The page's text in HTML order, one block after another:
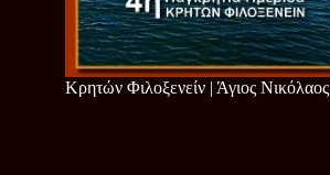
Κρητών Φιλοξενείν | Άγιος Νικόλαος